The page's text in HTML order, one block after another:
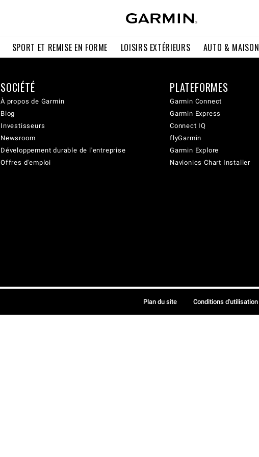
SPORT ET REMISE EN FORME LOISIRS EXTÉRIEURS AUTO & MAISON
SOCIÉTÉ
À propos de Garmin
Blog
Investisseurs
Newsroom
Développement durable de l'entreprise
Offres d'emploi
PLATEFORMES
Garmin Connect
Garmin Express
Connect IQ
flyGarmin
Garmin Explore
Navionics Chart Installer
Plan du site Conditions d'utilisation